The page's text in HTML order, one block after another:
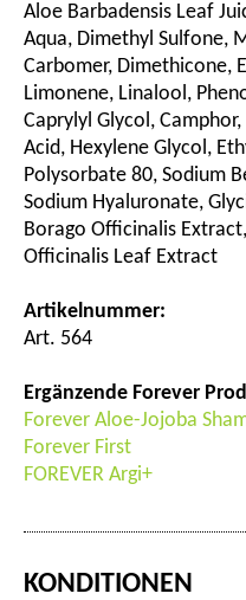
Aloe Barbadensis Leaf
Aqua, Dimethyl Sulfone,
Carbomer, Dimethicone,
Limonene, Linalool,
Caprylyl Glycol,
Acid, Hexylene Glycol,
Polysorbate 80, Sodium
Sodium Hyaluronate,
Borago Officinalis
Officinalis Leaf Extract
Artikelnummer:
Art. 564
Ergänzende Forever
Forever Aloe-Jojoba
Forever First
FOREVER Argi+
KONDITIONEN